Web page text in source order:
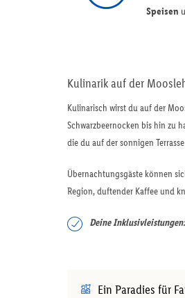
Speisen
Kulinarik auf der
Kulinarisch wirst du auf der
Schwarzbeernocken bis hin zu
die du auf der sonnigen
Übernachtungsgäste können
Region, duftender Kaffee und
Deine Inklusivleistungen:
Ein Paradies für